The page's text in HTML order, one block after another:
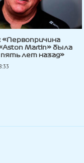
«Первопричина
Martin» была
лет назад»